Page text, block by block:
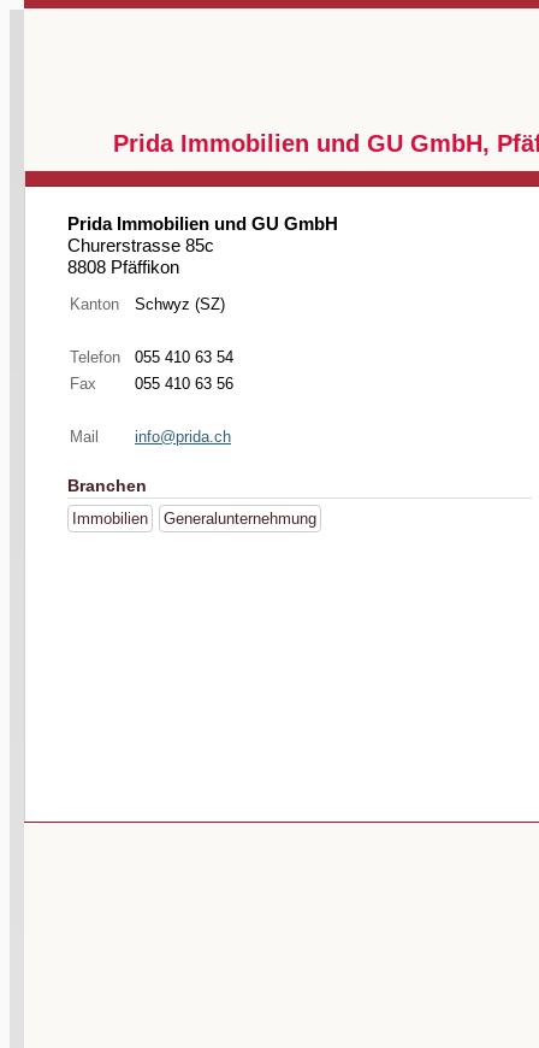
Prida Immobilien und GU GmbH,
Prida Immobilien und GU GmbH
Churerstrasse 85c
8808 Pfäffikon
Kanton Schwyz (SZ)
Telefon
055 410 63 54
Fax
055 410 63 56
Mail info@prida.ch
Branchen
Immobilien Generalunternehmung